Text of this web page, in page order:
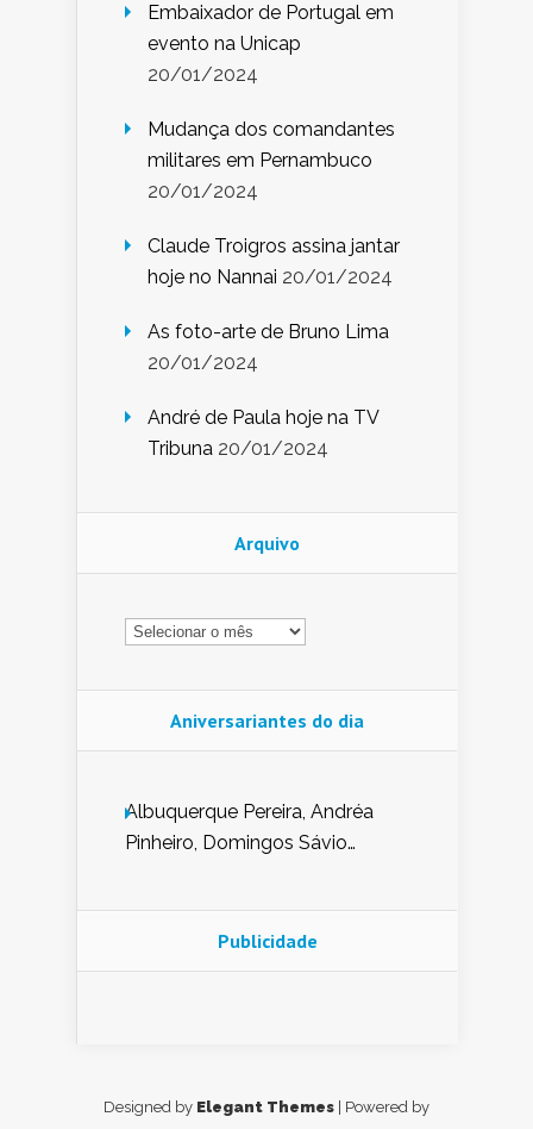
Embaixador de Portugal em
evento na Unicap
20/01/2024
Mudança dos comandantes
militares em Pernambuco
20/01/2024
Claude Troigros assina jantar
hoje no Nannai 20/01/2024
As foto-arte de Bruno Lima
20/01/2024
André de Paula hoje na TV
Tribuna 20/01/2024
Arquivo
Arquivo
Aniversariantes do dia
Albuquerque Pereira, Andréa
Pinheiro, Domingos Sávio
Nunes de Sena, Fátima Peixoto,
Glória Pereira, Kátia Mesel,
Publicidade
Designed by Elegant Themes | Powered by